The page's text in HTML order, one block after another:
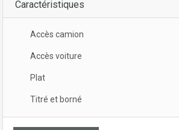
Caractéristiques
Accès camion
Accès voiture
Plat
Titré et borné